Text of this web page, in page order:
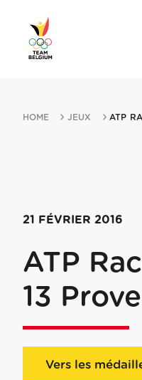
HOME JEUX
21 FÉVRIER 2016
ATP
13
Vers les